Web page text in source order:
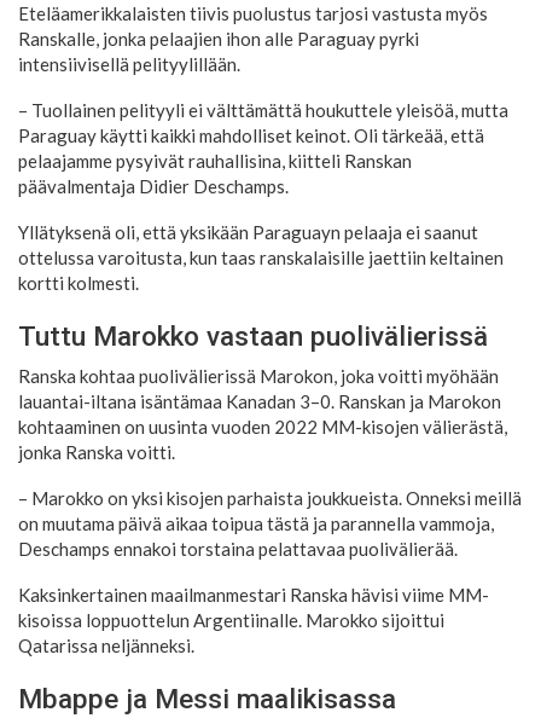
Eteläamerikkalaisten tiivis puolustus tarjosi vastusta myös
Ranskalle, jonka pelaajien ihon alle Paraguay pyrki
intensiivisellä pelityylillään.
– Tuollainen pelityyli ei välttämättä houkuttele yleisöä, mutta
Paraguay käytti kaikki mahdolliset keinot. Oli tärkeää, että
pelaajamme pysyivät rauhallisina, kiitteli Ranskan
päävalmentaja Didier Deschamps.
Yllätyksenä oli, että yksikään Paraguayn pelaaja ei saanut
ottelussa varoitusta, kun taas ranskalaisille jaettiin keltainen
kortti kolmesti.
Tuttu Marokko vastaan puolivälierissä
Ranska kohtaa puolivälierissä Marokon, joka voitti myöhään
lauantai-iltana isäntämaa Kanadan 3–0. Ranskan ja Marokon
kohtaaminen on uusinta vuoden 2022 MM-kisojen välierästä,
jonka Ranska voitti.
– Marokko on yksi kisojen parhaista joukkueista. Onneksi meillä
on muutama päivä aikaa toipua tästä ja parannella vammoja,
Deschamps ennakoi torstaina pelattavaa puolivälierää.
Kaksinkertainen maailmanmestari Ranska hävisi viime MM-
kisoissa loppuottelun Argentiinalle. Marokko sijoittui
Qatarissa neljänneksi.
Mbappe ja Messi maalikisassa